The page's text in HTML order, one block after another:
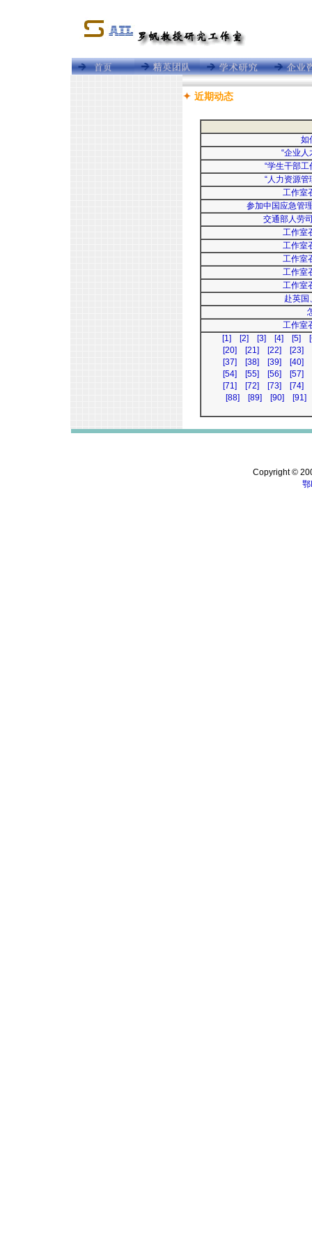
近期动态
如
“企业
“学生干部
“人力资源
工作室
参加中国应急管
交通部人劳
工作室
工作室
工作室
工作室
工作室
赴英国
工作室
[1]
[2] [3] [4] [5]
[20]
[21] [22] [23]
[37]
[38] [39] [40]
[54]
[55] [56] [57]
[71]
[72] [73] [74]
[88]
[89] [90] [91]
Copyright ©